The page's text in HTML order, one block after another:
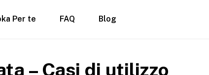
Per te FAQ Blog
– Casi di utilizzo